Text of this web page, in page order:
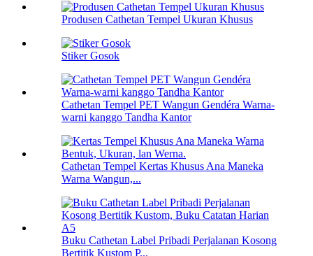
Produsen Cathetan Tempel Ukuran Khusus
Stiker Gosok
Cathetan Tempel PET Wangun Gendéra Warna-
warni kanggo Tandha Kantor
Cathetan Tempel Kertas Khusus Ana Maneka
Warna Wangun,...
Buku Cathetan Label Pribadi Perjalanan Kosong
Bertitik Kustom P...